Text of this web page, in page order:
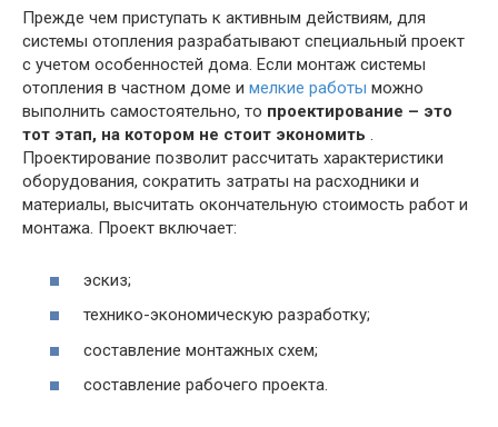
Прежде чем приступать к активным действиям, для
системы отопления разрабатывают специальный проект
с учетом особенностей дома. Если монтаж системы
отопления в частном доме и мелкие работы можно
выполнить самостоятельно, то проектирование – это
тот этап, на котором не стоит экономить .
Проектирование позволит рассчитать характеристики
оборудования, сократить затраты на расходники и
материалы, высчитать окончательную стоимость работ и
монтажа. Проект включает:
эскиз;
технико-экономическую разработку;
составление монтажных схем;
составление рабочего проекта.